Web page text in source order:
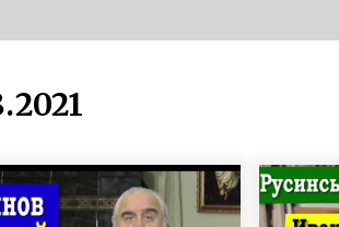
Формованя русинського
націоналізма у середині ХІХ
юлія 2023
Нова публікація на lem.fm : “Мірна
конференція є доказом